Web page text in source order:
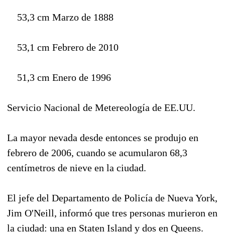
53,3 cm Marzo de 1888
53,1 cm Febrero de 2010
51,3 cm Enero de 1996
Servicio Nacional de Metereología de EE.UU.
La mayor nevada desde entonces se produjo en
febrero de 2006, cuando se acumularon 68,3
centímetros de nieve en la ciudad.
El jefe del Departamento de Policía de Nueva York,
Jim O'Neill, informó que tres personas murieron en
la ciudad: una en Staten Island y dos en Queens.